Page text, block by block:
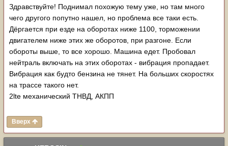
Здравствуйте! Поднимал похожую тему уже, но там много
чего другого попутно нашел, но проблема все таки есть.
Дёргается при езде на оборотах ниже 1100, торможении
двигателем ниже этих же оборотов, при разгоне. Если
обороты выше, то все хорошо. Машина едет. Пробовал
нейтраль включать на этих оборотах - вибрация пропадает.
Вибрация как будто бензина не тянет. На больших скоростях
на трассе такого нет.
2lte механический ТНВД, АКПП
Вверх